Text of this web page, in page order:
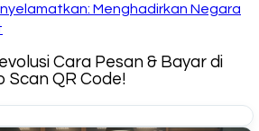
Menghadirkan Negara
Cara Pesan & Bayar di
Scan QR Code!